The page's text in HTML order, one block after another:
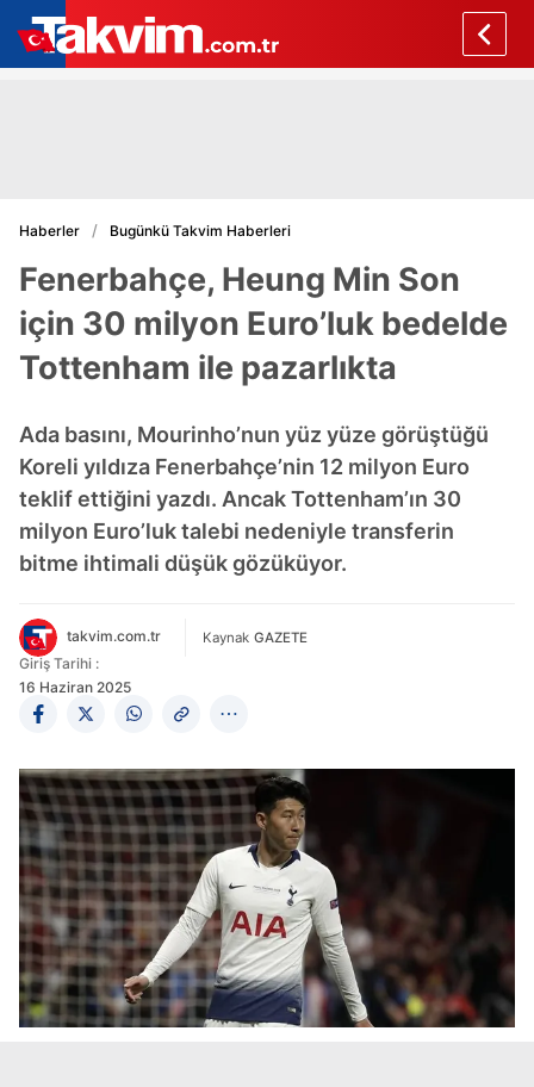
Haberler Bugünkü Takvim Haberleri
Fenerbahçe, Heung Min Son
için 30 milyon Euro’luk bedelde
Tottenham ile pazarlıkta
Ada basını, Mourinho’nun yüz yüze görüştüğü
Koreli yıldıza Fenerbahçe’nin 12 milyon Euro
teklif ettiğini yazdı. Ancak Tottenham’ın 30
milyon Euro’luk talebi nedeniyle transferin
bitme ihtimali düşük gözüküyor.
takvim.com.tr Kaynak GAZETE
Giriş Tarihi :
16 Haziran 2025